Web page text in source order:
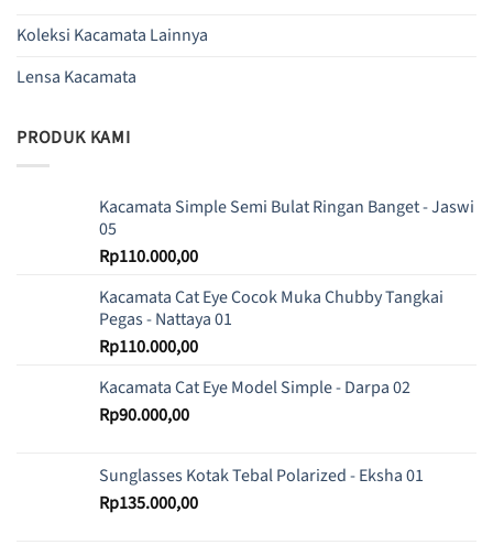
Koleksi Kacamata Lainnya
Lensa Kacamata
PRODUK KAMI
Kacamata Simple Semi Bulat Ringan Banget - Jaswi
05
Rp110.000,00
Kacamata Cat Eye Cocok Muka Chubby Tangkai
Pegas - Nattaya 01
Rp110.000,00
Kacamata Cat Eye Model Simple - Darpa 02
Rp90.000,00
Sunglasses Kotak Tebal Polarized - Eksha 01
Rp135.000,00